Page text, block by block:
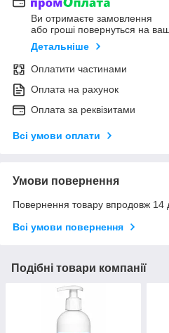
Ви отримаєте замовлення
або гроші повернуться на
Детальніше
Оплатити частинами
Оплата на рахунок
Оплата за реквізитами
Всі умови оплати
Умови повернення
Повернення товару впродовж 14
Всі умови повернення
Подібні товари компанії